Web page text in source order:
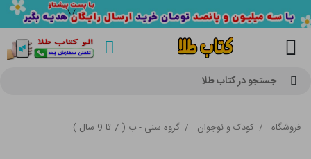
جستجو در کتاب طلا
فروشگاه / کودک و نوجوان / گروه سنی - ب ( 7 تا 9 سال )